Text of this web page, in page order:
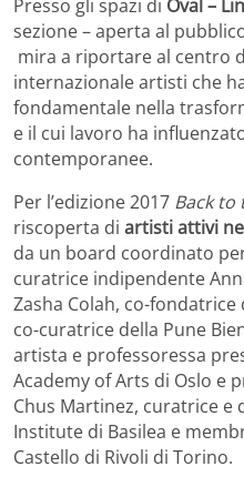
Presso gli spazi di Oval –
sezione – aperta al
mira a riportare al centro
internazionale artisti che
fondamentale nella
e il cui lavoro ha
contemporanee.
Per l’edizione 2017 Back to
riscoperta di artisti attivi
da un board coordinato
curatrice indipendente
Zasha Colah, co-
co-curatrice della Pune
artista e professoressa
Academy of Arts di Oslo e
Chus Martinez, curatrice e
Institute di Basilea e
Castello di Rivoli di Torino.